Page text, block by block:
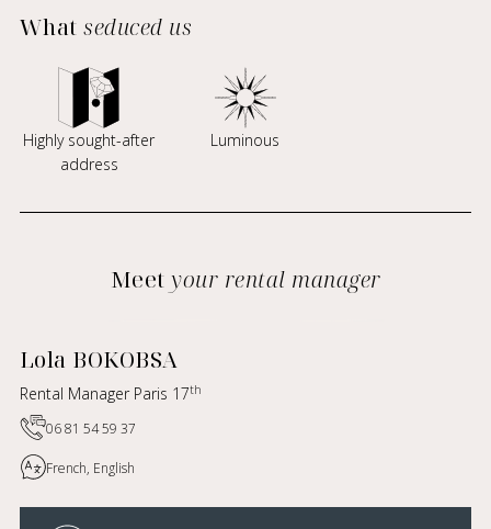
Whatseduced us
Highly sought-after
address
Luminous
Meet your rental manager
Lola BOKOBSA
Rental Manager Paris 17th
06 81 54 59 37
French, English